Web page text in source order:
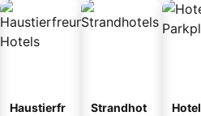
Haustierfr
Strandhot